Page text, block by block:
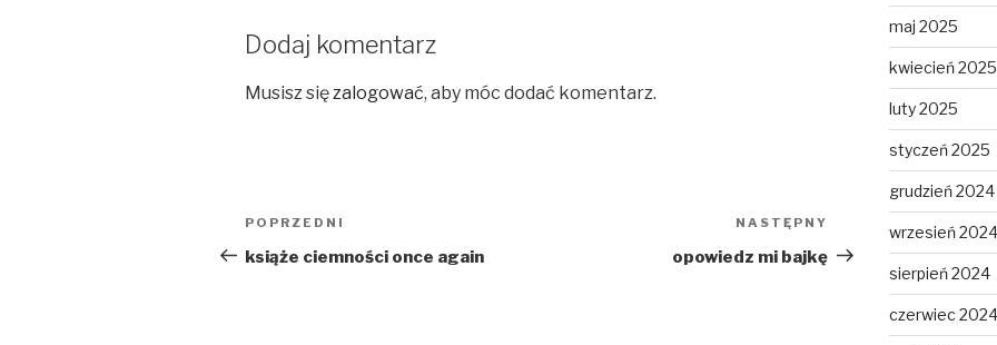
Dodaj komentarz
Musisz sięzalogować, aby móc dodać komentarz.
Nawigacja
wpisu
Poprzedni
wpis
POPRZEDNI
książe ciemności once again
Następny
wpis
NASTĘPNY
opowiedz mi bajkę
maj 2025
kwiecień 2025
luty 2025
styczeń 2025
grudzień 2024
wrzesień 2024
sierpień 2024
czerwiec 2024